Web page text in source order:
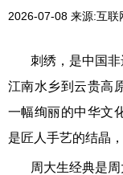
2026-07-08 来源:互联
刺绣，是中国非
江南水乡到云贵高
一幅绚丽的中华文
是匠人手艺的结晶
周大生经典是周